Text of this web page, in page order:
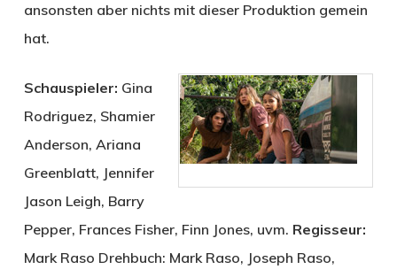
ansonsten aber nichts mit dieser Produktion gemein
hat.
Schauspieler: Gina
Rodriguez, Shamier
Anderson, Ariana
Greenblatt, Jennifer
Jason Leigh, Barry
Pepper, Frances Fisher, Finn Jones, uvm. Regisseur:
Mark Raso Drehbuch: Mark Raso, Joseph Raso,